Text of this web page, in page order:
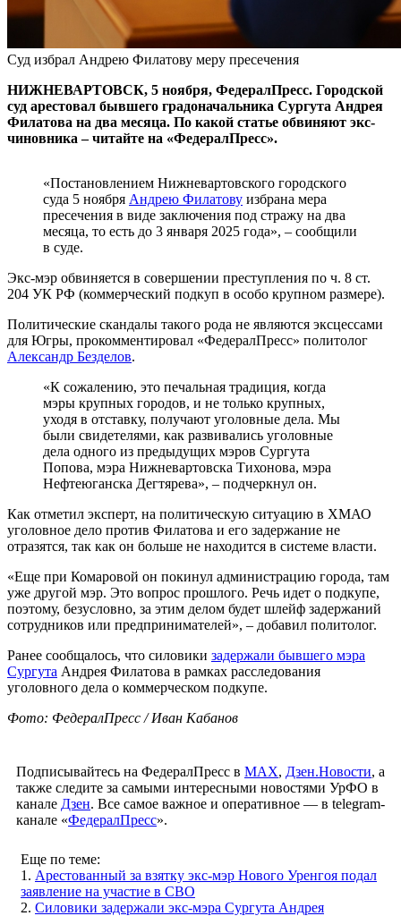
Суд избрал Андрею Филатову меру пресечения
НИЖНЕВАРТОВСК, 5 ноября, ФедералПресс. Городской
суд арестовал бывшего градоначальника Сургута Андрея
Филатова на два месяца. По какой статье обвиняют экс-
чиновника – читайте на «ФедералПресс».
«Постановлением Нижневартовского городского
суда 5 ноября Андрею Филатову избрана мера
пресечения в виде заключения под стражу на два
месяца, то есть до 3 января 2025 года», – сообщили
в суде.
Экс-мэр обвиняется в совершении преступления по ч. 8 ст.
204 УК РФ (коммерческий подкуп в особо крупном размере).
Политические скандалы такого рода не являются эксцессами
для Югры, прокомментировал «ФедералПресс» политолог
Александр Безделов.
«К сожалению, это печальная традиция, когда
мэры крупных городов, и не только крупных,
уходя в отставку, получают уголовные дела. Мы
были свидетелями, как развивались уголовные
дела одного из предыдущих мэров Сургута
Попова, мэра Нижневартовска Тихонова, мэра
Нефтеюганска Дегтярева», – подчеркнул он.
Как отметил эксперт, на политическую ситуацию в ХМАО
уголовное дело против Филатова и его задержание не
отразятся, так как он больше не находится в системе власти.
«Еще при Комаровой он покинул администрацию города, там
уже другой мэр. Это вопрос прошлого. Речь идет о подкупе,
поэтому, безусловно, за этим делом будет шлейф задержаний
сотрудников или предпринимателей», – добавил политолог.
Ранее сообщалось, что силовики задержали бывшего мэра
Сургута Андрея Филатова в рамках расследования
уголовного дела о коммерческом подкупе.
Фото: ФедералПресс / Иван Кабанов
Подписывайтесь на ФедералПресс в МАХ, Дзен.Новости, а
также следите за самыми интересными новостями УрФО в
канале Дзен. Все самое важное и оперативное — в telegram-
канале «ФедералПресс».
Еще по теме:
1. Арестованный за взятку экс-мэр Нового Уренгоя подал
заявление на участие в СВО
2. Силовики задержали экс-мэра Сургута Андрея